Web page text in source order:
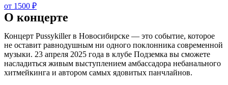
от 1500 ₽
О концерте
Концерт Pussykiller в Новосибирске — это событие, которое
не оставит равнодушным ни одного поклонника современной
музыки. 23 апреля 2025 года в клубе Подземка вы сможете
насладиться живым выступлением амбассадора небанального
хитмейкинга и автором самых ядовитых панчлайнов.